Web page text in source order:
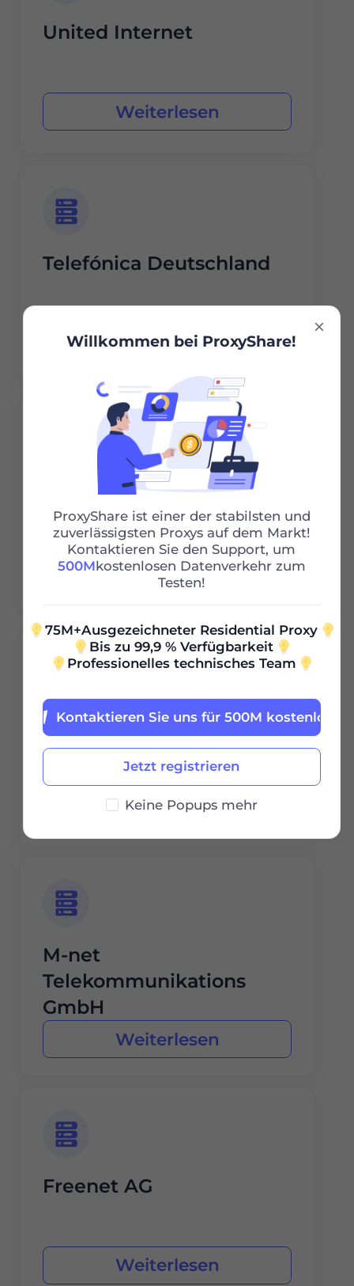
United Internet
Weiterlesen
Telefónica Deutschland
Weiterlesen
NetCologne
Weiterlesen
EWE TEL
Weiterlesen
M-net
Telekommunikations
GmbH
Weiterlesen
Freenet AG
Weiterlesen
Willkommen bei ProxyShare!
ProxyShare ist einer der stabilsten und
zuverlässigsten Proxys auf dem Markt!
Kontaktieren Sie den Support, um
500Mkostenlosen Datenverkehr zum
Testen!
75M+Ausgezeichneter Residential Proxy
Bis zu 99,9 % Verfügbarkeit
Professionelles technisches Team
Jetzt registrieren
Kontaktieren Sie uns für 500M kostenlos
Keine Popups mehr